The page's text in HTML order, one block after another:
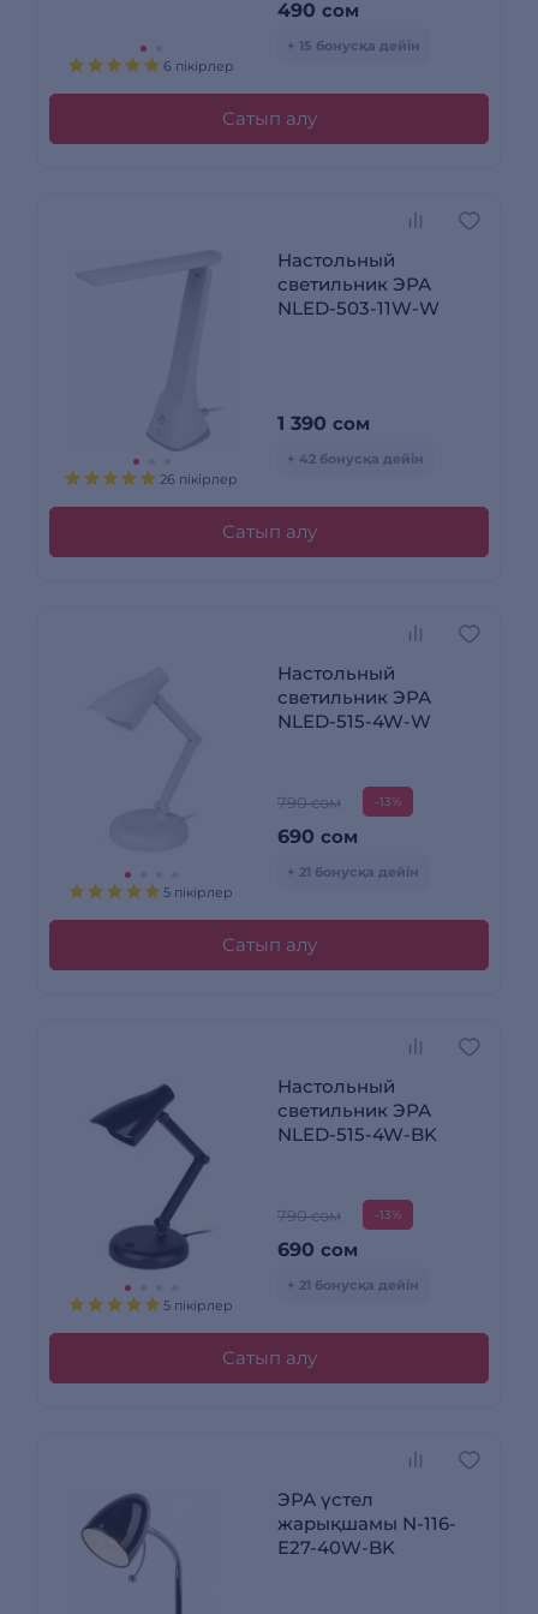
6 пікірлер
490 сом
+ 15 бонусқа дейін
Сатып алу
26 пікірлер
Настольный
светильник ЭРА
NLED-503-11W-W
1 390 сом
+ 42 бонусқа дейін
Сатып алу
5 пікірлер
Настольный
светильник ЭРА
NLED-515-4W-W
790 сом -13%
690 сом
+ 21 бонусқа дейін
Сатып алу
5 пікірлер
Настольный
светильник ЭРА
NLED-515-4W-BK
790 сом -13%
690 сом
+ 21 бонусқа дейін
Сатып алу
ЭРА үстел
жарықшамы N-116-
Е27-40W-BK